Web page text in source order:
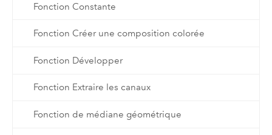
Fonction Constante
Fonction Créer une composition colorée
Fonction Développer
Fonction Extraire les canaux
Fonction de médiane géométrique